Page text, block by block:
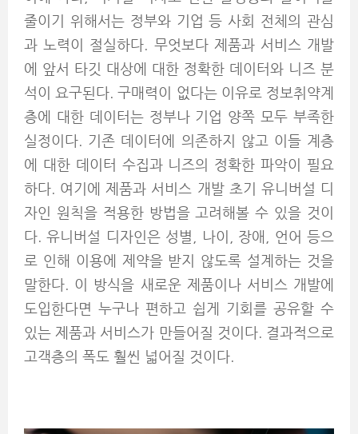
줄이기 위해서는 정부와 기업 등 사회 전체의 관심
과 노력이 절실하다. 무엇보다 제품과 서비스 개발
에 앞서 타깃 대상에 대한 정확한 데이터와 니즈 분
석이 요구된다. 구매력이 없다는 이유로 정보취약계
층에 대한 데이터는 정부나 기업 양쪽 모두 부족한
실정이다. 기존 데이터에 의존하지 않고 이들 계층
에 대한 데이터 수집과 니즈의 정확한 파악이 필요
하다. 여기에 제품과 서비스 개발 초기 유니버설 디
자인 원칙을 적용한 방법을 고려해볼 수 있을 것이
다. 유니버설 디자인은 성별, 나이, 장애, 언어 등으
로 인해 이용에 제약을 받지 않도록 설계하는 것을
말한다. 이 방식을 새로운 제품이나 서비스 개발에
도입한다면 누구나 편하고 쉽게 기회를 공유할 수
있는 제품과 서비스가 만들어질 것이다. 결과적으로
고객층의 폭도 훨씬 넓어질 것이다.